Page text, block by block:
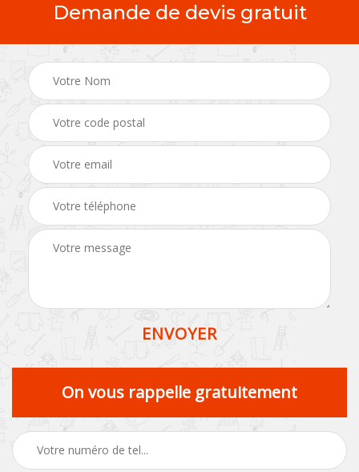
Demande de devis gratuit
On vous rappelle gratuitement